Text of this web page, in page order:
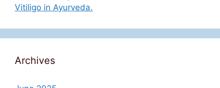
Vitiligo in Ayurveda.
Archives